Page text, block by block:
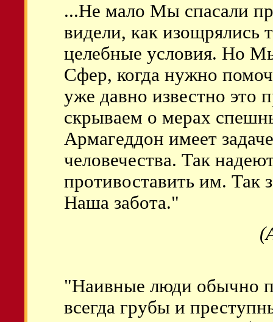
...Не мало Мы спасали
видели, как изощрялись
целебные условия. Но
Сфер, когда нужно
уже давно известно это
скрываем о мерах
Армагеддон имеет
человечества. Так
противоставить им. Так
Наша забота."
"Наивные люди обычно
всегда грубы и